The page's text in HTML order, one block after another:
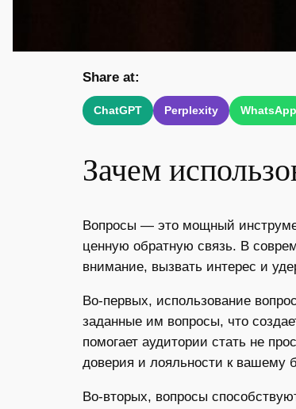
Share at:
ChatGPT Perplexity WhatsApp
Зачем
Вопросы — это мощный
ценную обратную связь. В
внимание, вызвать интерес и
Во-первых, использование
заданные им вопросы, что
помогает аудитории стать не
доверия и лояльности к вашему
Во-вторых, вопросы